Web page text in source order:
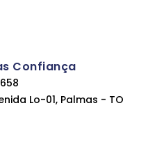
Confiança
Lo-01, Palmas - TO